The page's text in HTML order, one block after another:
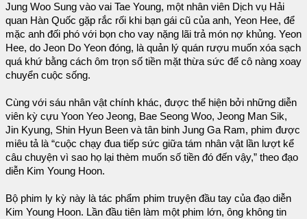
Jung Woo Sung vào vai Tae Young, một nhân viên Dịch vụ Hải
quan Hàn Quốc gặp rắc rối khi bạn gái cũ của anh, Yeon Hee, để
mặc anh đối phó với bọn cho vay nặng lãi trả món nợ khủng. Yeon
Hee, do Jeon Do Yeon đóng, là quản lý quán rượu muốn xóa sạch
quá khứ bằng cách ôm trọn số tiền mặt thừa sức để cô nàng xoay
chuyển cuộc sống.
Cùng với sáu nhân vật chính khác, được thể hiện bởi những diễn
viên kỳ cựu Yoon Yeo Jeong, Bae Seong Woo, Jeong Man Sik,
Jin Kyung, Shin Hyun Been và tân binh Jung Ga Ram, phim được
miêu tả là “cuộc chạy đua tiếp sức giữa tám nhân vật lần lượt kể
câu chuyện vì sao họ lại thèm muốn số tiền đó đến vậy,” theo đạo
diễn Kim Young Hoon.
Bộ phim ly kỳ này là tác phẩm phim truyện đầu tay của đạo diễn
Kim Young Hoon. Lần đầu tiên làm một phim lớn, ông không tin